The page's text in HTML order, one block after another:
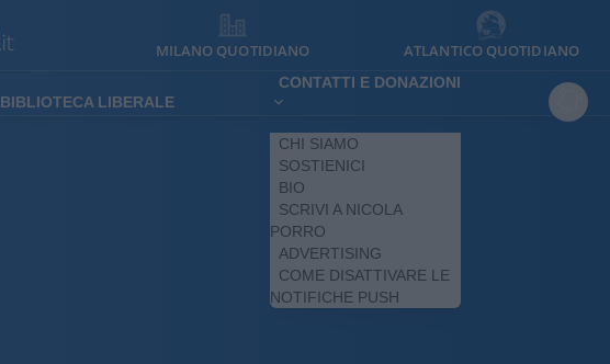
MILANO QUOTIDIANO ATLANTICO QUOTIDIANO
BIBLIOTECA LIBERALE
CONTATTI E DONAZIONI
CHI SIAMO
SOSTIENICI
BIO
SCRIVI A NICOLA
PORRO
ADVERTISING
COME DISATTIVARE LE
NOTIFICHE PUSH